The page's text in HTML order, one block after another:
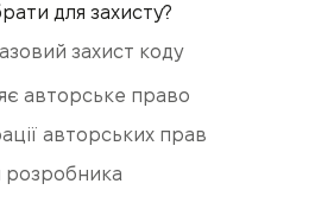
для захисту?
захист коду
авторське право
авторських прав
розробника